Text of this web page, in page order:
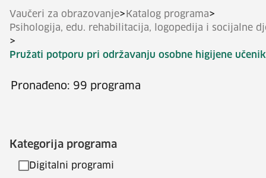
Vaučeri za obrazovanje> Katalog programa>
Psihologija, edu. rehabilitacija, logopedija i socijalne
>
Pružati potporu pri održavanju osobne higijene
Pronađeno: 99 programa
Kategorija programa
Digitalni programi